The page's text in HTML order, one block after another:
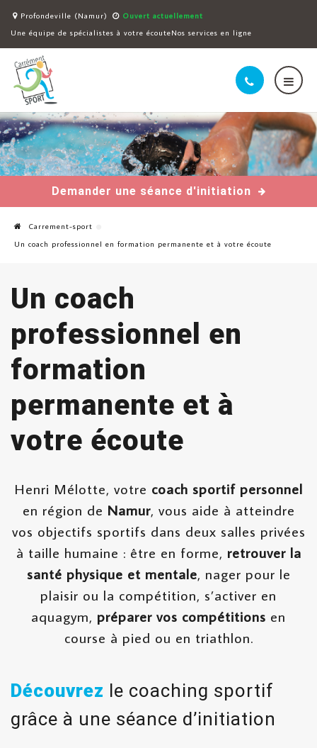
Une équipe de spécialistes à votre écouteNos services en ligne
Profondeville (Namur) Ouvert actuellement
Demander une séance d'initiation
Carrement-sport
Un coach professionnel en formation permanente et à votre écoute
Un coach
professionnel en
formation
permanente et à
votre écoute
Henri Mélotte, votre coach sportif personnel
en région de Namur, vous aide à atteindre
vos objectifs sportifs dans deux salles privées
à taille humaine : être en forme, retrouver la
santé physique et mentale, nager pour le
plaisir ou la compétition, s’activer en
aquagym, préparer vos compétitions en
course à pied ou en triathlon.
Découvrez le coaching sportif
grâce à une séance d’initiation